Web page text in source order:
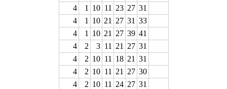
4
1 10 11 23 27 31
4
1 10 21 27 31 33
4
1 10 21 27 39 41
4
2 3 11 21 27 31
4
2 10 11 18 21 31
4
2 10 11 21 27 30
4
2 10 11 24 27 31